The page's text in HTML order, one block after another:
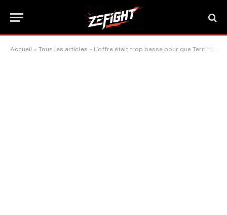
Accueil » Tous les articles » L’offre était trop basse pour que Terri Harper affronte Caroline Dubois.